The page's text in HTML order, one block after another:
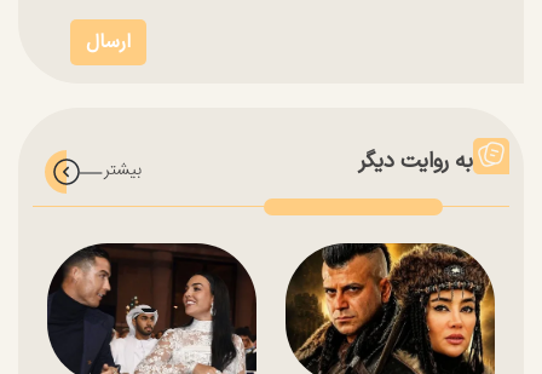
به روایت دیگر